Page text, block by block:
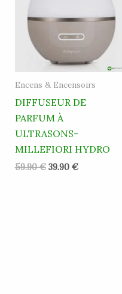
Encens & Encensoirs
DIFFUSEUR DE
PARFUM À
ULTRASONS-
MILLEFIORI HYDRO
59.90€ 39.90 €